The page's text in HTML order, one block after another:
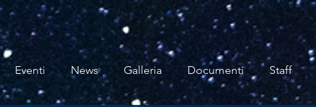
Eventi News Galleria Documenti Staff